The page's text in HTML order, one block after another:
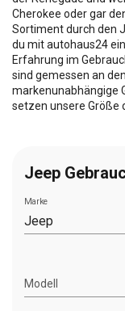
Cherokee oder gar
Sortiment durch den
du mit autohaus24
Erfahrung im
sind gemessen an
markenunabhängige
setzen unsere Größe
Jeep
Marke
Jeep
Modell